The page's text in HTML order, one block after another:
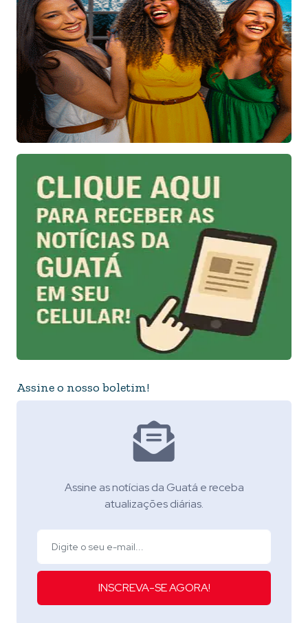
Assine o nosso boletim!
Assine as notícias da Guatá e receba
atualizações diárias.
INSCREVA-SE AGORA!